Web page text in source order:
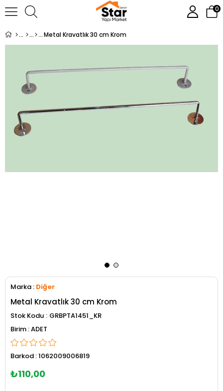
0
Metal Kravatlık 30 cm Krom
Marka : Diğer
Metal Kravatlık 30 cm Krom
Stok Kodu
GRBPTA1451_KR
ADET
Barkod :1062009006819
₺110,00